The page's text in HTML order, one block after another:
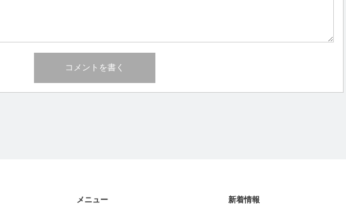
メニュー 新着情報